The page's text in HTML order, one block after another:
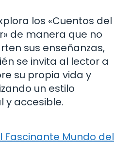
los «Cuentos del
de manera que no
sus enseñanzas,
se invita al lector a
su propia vida y
un estilo
y accesible.
Fascinante Mundo del